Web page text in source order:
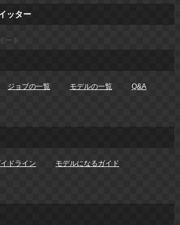
ッター
ート
ジョブの一覧 モデルの一覧 Q&A
ドライン モデルになるガイド